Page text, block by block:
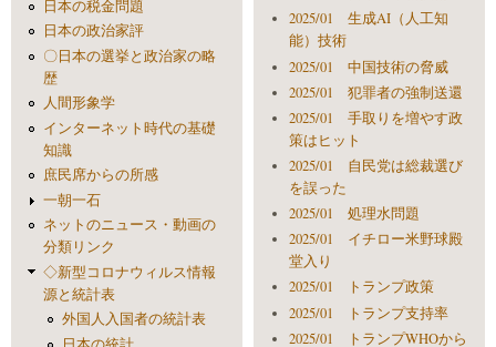
日本の税金問題
日本の政治家評
〇日本の選挙と政治家の略
歴
人間形象学
インターネット時代の基礎
知識
庶民席からの所感
一朝一石
ネットのニュース・動画の
分類リンク
◇新型コロナウィルス情報
源と統計表
外国人入国者の統計表
2025/01 生成AI（人工知
能）技術
2025/01 中国技術の脅威
2025/01 犯罪者の強制送還
2025/01 手取りを増やす政
策はヒット
2025/01 自民党は総裁選び
を誤った
2025/01 処理水問題
2025/01 イチロー米野球殿
堂入り
2025/01 トランプ政策
2025/01 トランプ支持率
2025/01 トランプWHOから